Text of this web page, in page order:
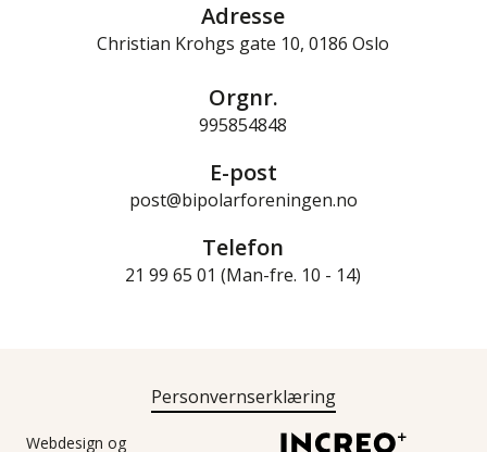
Adresse
Christian Krohgs gate 10, 0186 Oslo
Orgnr.
995854848
E-post
post@bipolarforeningen.no
Telefon
21 99 65 01 (Man-fre. 10 - 14)
Webdesign og
Personvernserklæring